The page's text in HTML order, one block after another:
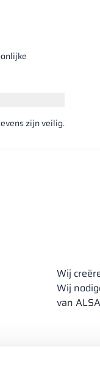
zijn veilig.
Wij
Wij
van